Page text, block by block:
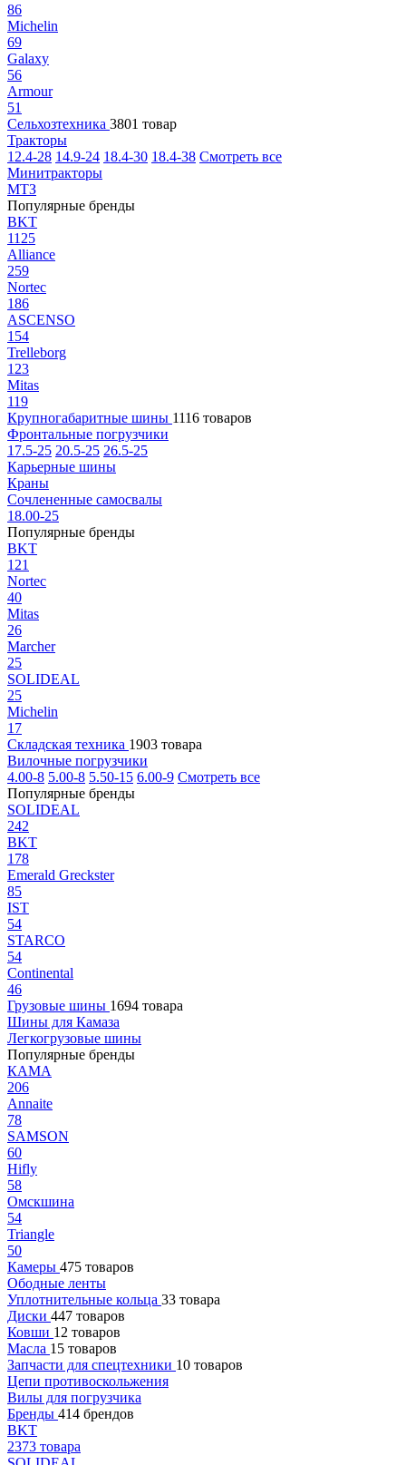
86
Michelin
69
Galaxy
56
Armour
51
Сельхозтехника 3801 товар
Тракторы
12.4-28 14.9-24 18.4-30 18.4-38 Смотреть все
Минитракторы
МТЗ
Популярные бренды
BKT
1125
Alliance
259
Nortec
186
ASCENSO
154
Trelleborg
123
Mitas
119
Крупногабаритные шины 1116 товаров
Фронтальные погрузчики
17.5-25 20.5-25 26.5-25
Карьерные шины
Краны
Сочлененные самосвалы
18.00-25
Популярные бренды
BKT
121
Nortec
40
Mitas
26
Marcher
25
SOLIDEAL
25
Michelin
17
Складская техника 1903 товара
Вилочные погрузчики
4.00-8 5.00-8 5.50-15 6.00-9 Смотреть все
Популярные бренды
SOLIDEAL
242
BKT
178
Emerald Greckster
85
IST
54
STARCO
54
Continental
46
Грузовые шины 1694 товара
Шины для Камаза
Легкогрузовые шины
Популярные бренды
КАМА
206
Annaite
78
SAMSON
60
Hifly
58
Омскшина
54
Triangle
50
Камеры 475 товаров
Ободные ленты
Уплотнительные кольца 33 товара
Диски 447 товаров
Ковши 12 товаров
Масла 15 товаров
Запчасти для спецтехники 10 товаров
Цепи противоскольжения
Вилы для погрузчика
Бренды 414 брендов
BKT
2373 товара